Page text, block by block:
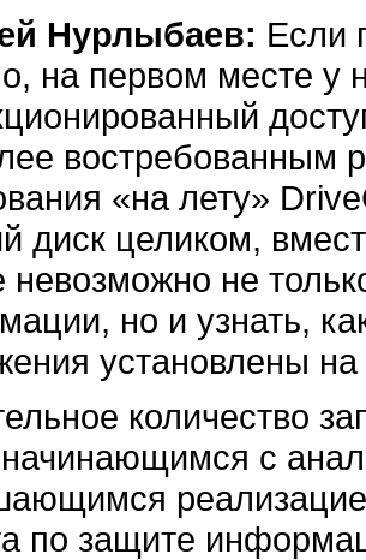
Нурлыбаев: Если
на первом месте у
востребованным
«на лету»
диск целиком,
невозможно не
но и узнать,
установлены
количество
с
по защите